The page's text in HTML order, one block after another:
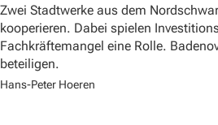
Zwei Stadtwerke aus dem
kooperieren. Dabei spielen
Fachkräftemangel eine Rolle.
beteiligen.
Hans-Peter Hoeren